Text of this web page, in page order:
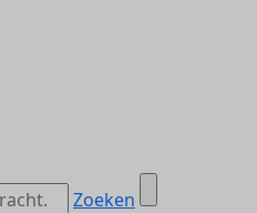
Zoeken